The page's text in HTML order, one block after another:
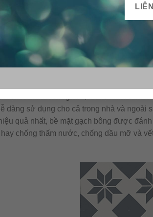
Gạch
xem như nữ hoàng trong vật liệu
liệu có tính thoáng mát, dễ vệ sinh. Đặc
dàng sử dụng cho cả trong nhà và
quả nhất, bề mặt gạch bông được
chống thấm nước, chống dầu mỡ và